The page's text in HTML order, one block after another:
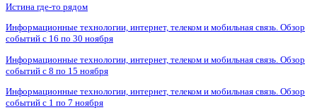
Истина где-то рядом
Информационные технологии, интернет, телеком и мобильная связь. Обзор
событий с 16 по 30 ноября
Информационные технологии, интернет, телеком и мобильная связь. Обзор
событий с 8 по 15 ноября
Информационные технологии, интернет, телеком и мобильная связь. Обзор
событий с 1 по 7 ноября